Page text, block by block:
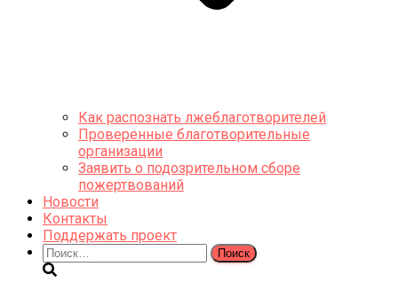
Как распознать лжеблаготворителей
Проверенные благотворительные
организации
Заявить о подозрительном сборе
пожертвований
Новости
Контакты
Поддержать проект
Найти: